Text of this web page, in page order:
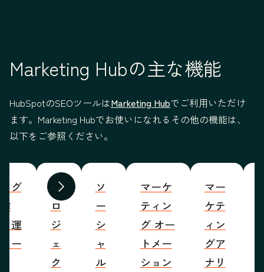
Marketing Hubの主な機能
HubSpotのSEOツールはMarketing Hubでご利用いただけ
ます。Marketing Hubでお使いになれるその他の機能は、
以下をご参照ください。
前へ 次へ
グ
運
ー
プ
ロ
ジ
ェ
ク
ソ
ー
シ
ャ
ル
マーケ
ティン
グ オー
トメー
ション
マー
ケテ
ィン
グア
ナリ